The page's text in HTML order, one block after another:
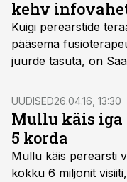
kehv
Kuigi perearstide
pääsema
juurde tasuta, on
summast tänavu
UUDISED26.04.16, 13:30
Mullu käis
5 korda
Mullu käis perearsti
kokku 6 miljonit